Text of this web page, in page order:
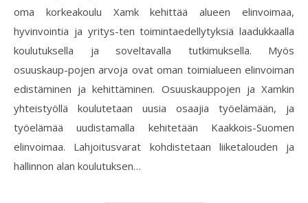
oma korkeakoulu Xamk kehittää alueen elinvoimaa,
hyvinvointia ja yritys-ten toimintaedellytyksiä laadukkaalla
koulutuksella ja soveltavalla tutkimuksella. Myös
osuuskaup-pojen arvoja ovat oman toimialueen elinvoiman
edistäminen ja kehittäminen. Osuuskauppojen ja Xamkin
yhteistyöllä koulutetaan uusia osaajia työelämään, ja
työelämää uudistamalla kehitetään Kaakkois-Suomen
elinvoimaa. Lahjoitusvarat kohdistetaan liiketalouden ja
hallinnon alan koulutuksen…